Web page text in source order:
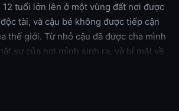
12 tuổi lớn lên ở một vùng đất nơi được
tài, và cậu bé không được tiếp cận
thế giới. Từ nhỏ cậu đã được cha mình
sự của nơi mình sinh ra, và bí mật về